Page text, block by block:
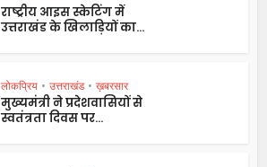
राष्ट्रीय आइस स्केटिंग में
उत्तराखंड के खिलाड़ियों का...
लोकप्रिय • उत्तराखंड • ख़बरसार
मुख्यमंत्री ने प्रदेशवासियों से
स्वतंत्रता दिवस पर...